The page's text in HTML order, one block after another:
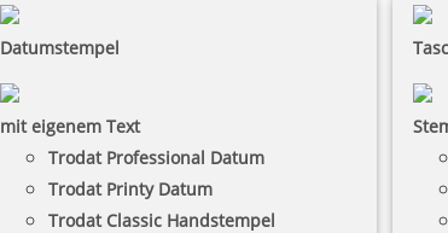
Datumstempel
mit eigenem Text
Trodat Professional Datum
Trodat Printy Datum
Trodat Classic Handstempel